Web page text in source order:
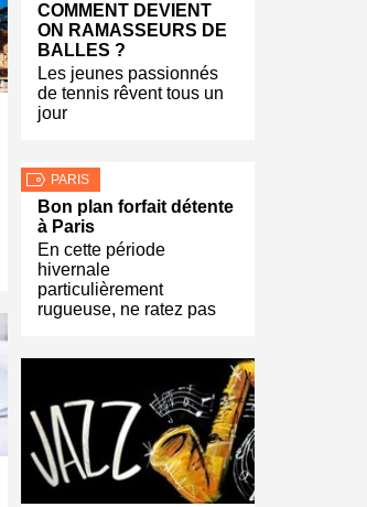
COMMENT DEVIENT
ON RAMASSEURS DE
BALLES ?
Les jeunes passionnés
de tennis rêvent tous un
jour
PARIS
Bon plan forfait détente
à Paris
En cette période
hivernale
particulièrement
rugueuse, ne ratez pas